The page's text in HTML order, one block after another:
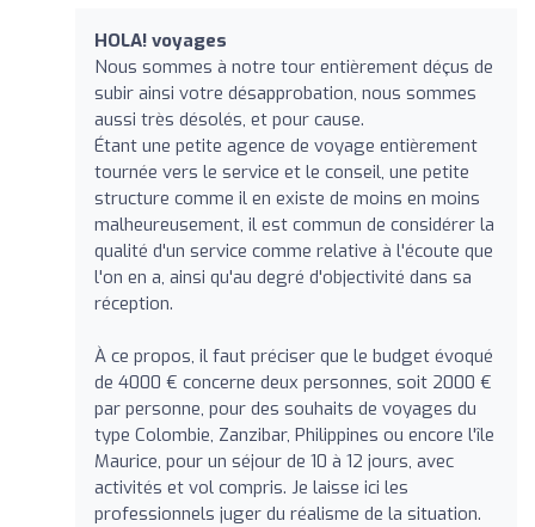
HOLA! voyages
Nous sommes à notre tour entièrement déçus de
subir ainsi votre désapprobation, nous sommes
aussi très désolés, et pour cause.
Étant une petite agence de voyage entièrement
tournée vers le service et le conseil, une petite
structure comme il en existe de moins en moins
malheureusement, il est commun de considérer la
qualité d'un service comme relative à l'écoute que
l'on en a, ainsi qu'au degré d'objectivité dans sa
réception.
À ce propos, il faut préciser que le budget évoqué
de 4000 € concerne deux personnes, soit 2000 €
par personne, pour des souhaits de voyages du
type Colombie, Zanzibar, Philippines ou encore l'île
Maurice, pour un séjour de 10 à 12 jours, avec
activités et vol compris. Je laisse ici les
professionnels juger du réalisme de la situation.